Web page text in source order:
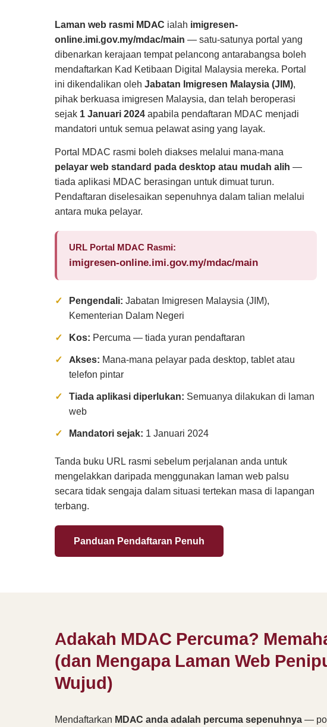
Laman web rasmi MDAC ialah imigresen-
online.imi.gov.my/mdac/main — satu-satunya portal yang
dibenarkan kerajaan tempat pelancong antarabangsa boleh
mendaftarkan Kad Ketibaan Digital Malaysia mereka. Portal
ini dikendalikan oleh Jabatan Imigresen Malaysia (JIM),
pihak berkuasa imigresen Malaysia, dan telah beroperasi
sejak 1 Januari 2024apabila pendaftaran MDAC menjadi
mandatori untuk semua pelawat asing yang layak.
Portal MDAC rasmi boleh diakses melalui mana-mana
pelayar web standard pada desktop atau mudah alih —
tiada aplikasi MDAC berasingan untuk dimuat turun.
Pendaftaran diselesaikan sepenuhnya dalam talian melalui
antara muka pelayar.
URL Portal MDAC Rasmi:
imigresen-online.imi.gov.my/mdac/main
Pengendali: Jabatan Imigresen Malaysia (JIM),
Kementerian Dalam Negeri
Kos: Percuma — tiada yuran pendaftaran
Akses: Mana-mana pelayar pada desktop, tablet atau
telefon pintar
Tiada aplikasi diperlukan: Semuanya dilakukan di laman
web
Mandatori sejak: 1 Januari 2024
Tanda buku URL rasmi sebelum perjalanan anda untuk
mengelakkan daripada menggunakan laman web palsu
secara tidak sengaja dalam situasi tertekan masa di lapangan
terbang.
Panduan Pendaftaran Penuh
Adakah MDAC Percuma?
(dan Mengapa Laman Web
Wujud)
Mendaftarkan MDAC anda adalah percuma sepenuhnya—